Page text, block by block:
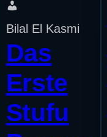
Bilal El Kasmi
Das
Erste
Stufu